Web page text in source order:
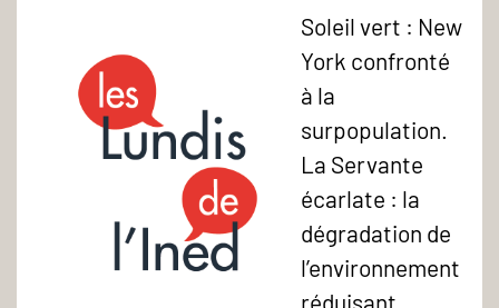
Soleil vert : New
York confronté
à la
surpopulation.
La Servante
écarlate : la
dégradation de
l’environnement
réduisant